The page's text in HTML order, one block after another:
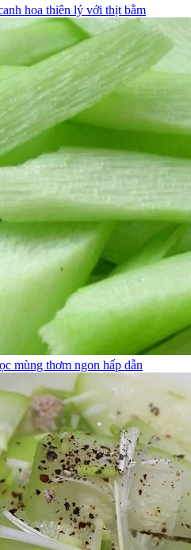
hoa thiên lý với thịt bằm
mùng thơm ngon hấp dẫn